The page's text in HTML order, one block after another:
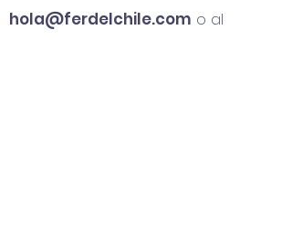
hola@ferdelchile.com o al